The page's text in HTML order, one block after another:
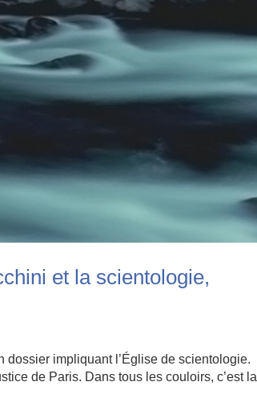
et la scientologie,
dossier impliquant l’Église de scientologie.
de Paris. Dans tous les couloirs, c’est la